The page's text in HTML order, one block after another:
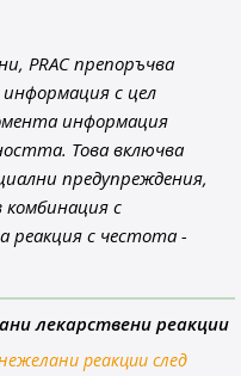
PRAC препоръчва
с цел
информация
Това включва
предупреждения,
с
реакция с честота -
лекарствени реакции
реакции след